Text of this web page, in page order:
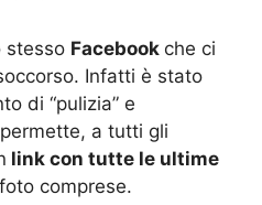
stesso Facebook che ci
Infatti è stato
di “pulizia” e
a tutti gli
link con tutte le ultime
comprese.